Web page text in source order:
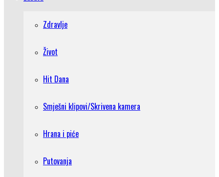
Zdravlje
Život
Hit Dana
Smješni klipovi/Skrivena kamera
Hrana i piće
Putovanja